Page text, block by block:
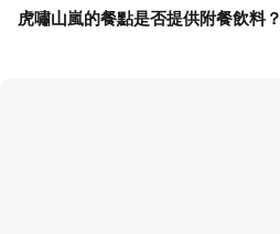
虎嘯山嵐的餐點是否提供附餐飲料？